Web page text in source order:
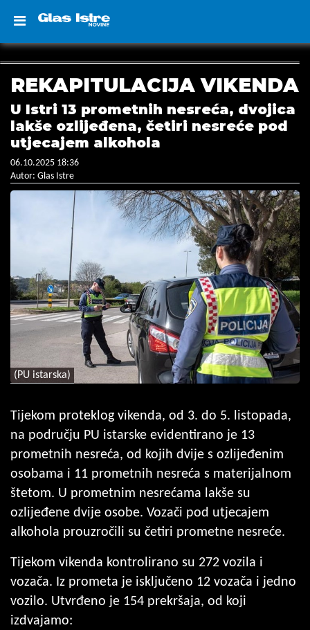
REKAPITULACIJA VIKENDA
U Istri 13 prometnih nesreća, dvojica
lakše ozlijeđena, četiri nesreće pod
utjecajem alkohola
06.10.2025 18:36
Autor: Glas Istre
(PU istarska)
Tijekom proteklog vikenda, od 3. do 5. listopada,
na području PU istarske evidentirano je 13
prometnih nesreća, od kojih dvije s ozlijeđenim
osobama i 11 prometnih nesreća s materijalnom
štetom. U prometnim nesrećama lakše su
ozlijeđene dvije osobe. Vozači pod utjecajem
alkohola prouzročili su četiri prometne nesreće.
Tijekom vikenda kontrolirano su 272 vozila i
vozača. Iz prometa je isključeno 12 vozača i jedno
vozilo. Utvrđeno je 154 prekršaja, od koji
izdvajamo: